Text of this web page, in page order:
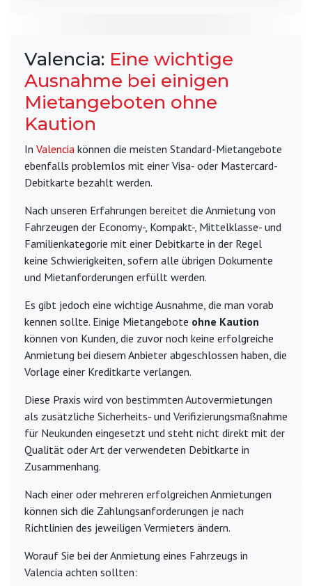
Valencia: Eine wichtige
Ausnahme bei einigen
Mietangeboten ohne
Kaution
In Valencia können die meisten Standard-Mietangebote
ebenfalls problemlos mit einer Visa- oder Mastercard-
Debitkarte bezahlt werden.
Nach unseren Erfahrungen bereitet die Anmietung von
Fahrzeugen der Economy-, Kompakt-, Mittelklasse- und
Familienkategorie mit einer Debitkarte in der Regel
keine Schwierigkeiten, sofern alle übrigen Dokumente
und Mietanforderungen erfüllt werden.
Es gibt jedoch eine wichtige Ausnahme, die man vorab
kennen sollte. Einige Mietangebote ohne Kaution
können von Kunden, die zuvor noch keine erfolgreiche
Anmietung bei diesem Anbieter abgeschlossen haben, die
Vorlage einer Kreditkarte verlangen.
Diese Praxis wird von bestimmten Autovermietungen
als zusätzliche Sicherheits- und Verifizierungsmaßnahme
für Neukunden eingesetzt und steht nicht direkt mit der
Qualität oder Art der verwendeten Debitkarte in
Zusammenhang.
Nach einer oder mehreren erfolgreichen Anmietungen
können sich die Zahlungsanforderungen je nach
Richtlinien des jeweiligen Vermieters ändern.
Worauf Sie bei der Anmietung eines Fahrzeugs in
Valencia achten sollten: